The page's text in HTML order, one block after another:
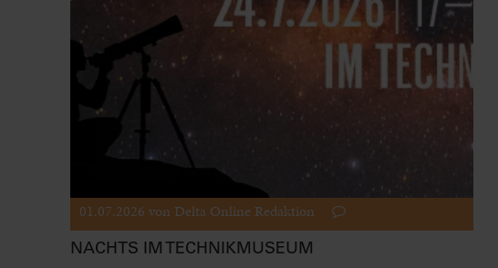
01.07.2026 von Delta Online Redaktion
NACHTS IM TECHNIKMUSEUM